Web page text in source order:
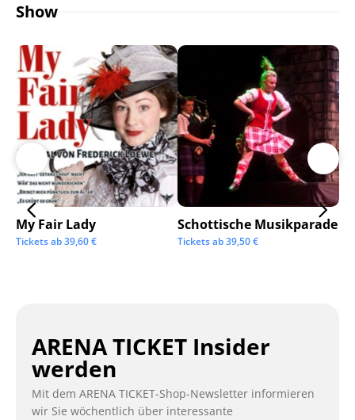
Show
My Fair Lady
Tickets ab39,60€
Schottische Musikparade
Tickets ab39,50€
ARENA TICKET Insider
werden
Mit dem ARENA TICKET-Shop-Newsletter informieren
wir Sie wöchentlich über interessante